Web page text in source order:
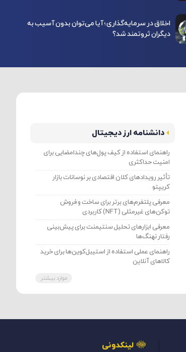
اخلاق در سرمایه‌گذاری؛ آیا می‌توان بدون آسیب به
دیگران ثروتمند شد؟
دانشنامه ارز دیجیتال
راهنمای استفاده از کیف پول‌های چندامضایی برای
امنیت حداکثری
تأثیر رویدادهای کلان اقتصادی بر نوسانات بازار
کریپتو
معرفی پلتفرم‌های برتر برای ساخت و فروش
توکن‌های غیرمثلی (NFT) کاربردی
معرفی ابزارهای تحلیل سنتیمنت برای پیش‌بینی
رفتار نهنگ‌ها
راهنمای عملی استفاده از استیبل‌کوین‌ها برای خرید
کالاهای آنلاین
موارد بیشتر
لینکدونی